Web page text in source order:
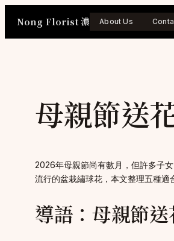
Nong Florist 濃 About Us
母親節送
2026年母親節尚有數月，但許多子
流行的盆栽繡球花，本文整理五種適
導語：母親節